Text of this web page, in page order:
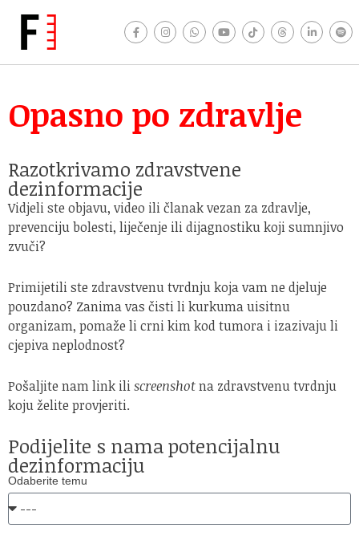
Opasno po zdravlje
Razotkrivamo zdravstvene
dezinformacije
Vidjeli ste objavu, video ili članak vezan za zdravlje,
prevenciju bolesti, liječenje ili dijagnostiku koji sumnjivo
zvuči?
Primijetili ste zdravstvenu tvrdnju koja vam ne djeluje
pouzdano? Zanima vas čisti li kurkuma uisitnu
organizam, pomaže li crni kim kod tumora i izazivaju li
cjepiva neplodnost?
Pošaljite nam link iliscreenshotna zdravstvenu tvrdnju
koju želite provjeriti.
Podijelite s nama potencijalnu
dezinformaciju
Odaberite temu